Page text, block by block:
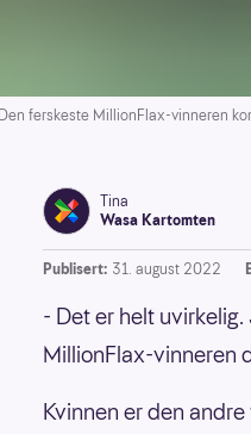
ferskeste MillionFlax-vinneren
Tina
Wasa Kartomten
Publisert: 31. august 2022
- Det er helt
MillionFlax-vinneren
Kvinnen er den